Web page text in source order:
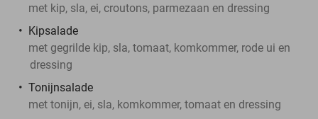
met kip, sla, ei, croutons, parmezaan en dressing
Kipsalade
met gegrilde kip, sla, tomaat, komkommer, rode ui en
dressing
Tonijnsalade
met tonijn, ei, sla, komkommer, tomaat en dressing